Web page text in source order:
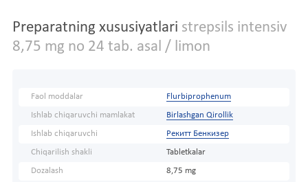
Preparatning xususiyatlari strepsils intensiv
8,75 mg no 24 tab. asal / limon
Faol moddalar Flurbiprophenum
Ishlab chiqaruvchi mamlakat Birlashgan Qirollik
Ishlab chiqaruvchi Рекитт Бенкизер
Chiqarilish shakli Tabletkalar
Dozalash 8,75 mg